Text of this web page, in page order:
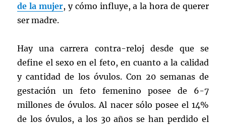
de la mujer, y cómo influye, a la hora de querer
ser madre.
Hay una carrera contra-reloj desde que se
define el sexo en el feto, en cuanto a la calidad
y cantidad de los óvulos. Con 20 semanas de
gestación un feto femenino posee de 6-7
millones de óvulos. Al nacer sólo posee el 14%
de los óvulos, a los 30 años se han perdido el